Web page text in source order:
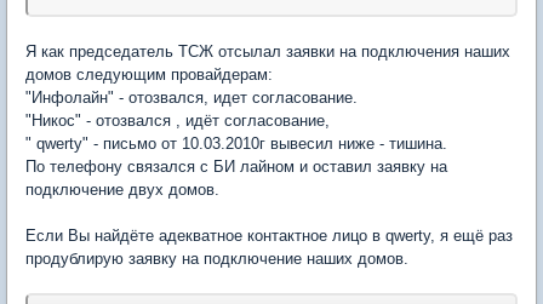
Я как председатель ТСЖ отсылал заявки на подключения наших
домов следующим провайдерам:
"Инфолайн" - отозвался, идет согласование.
"Никос" - отозвался , идёт согласование,
" qwerty" - письмо от 10.03.2010г вывесил ниже - тишина.
По телефону связался с БИ лайном и оставил заявку на
подключение двух домов.
Если Вы найдёте адекватное контактное лицо в qwerty, я ещё раз
продублирую заявку на подключение наших домов.